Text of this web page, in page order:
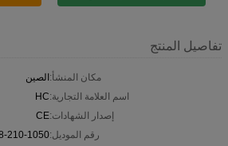
تفاصيل المنتج
مكان المنشأ:الصين
اسم العلامة التجارية:HC
إصدار الشهادات:CE
رقم الموديل:210-1050